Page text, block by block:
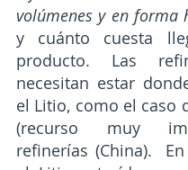
volúmenes y en forma
y cuánto cuesta
producto. Las
necesitan estar
el Litio, como el caso
(recurso muy
refinerías (China).